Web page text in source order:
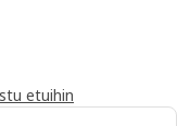
etuihin